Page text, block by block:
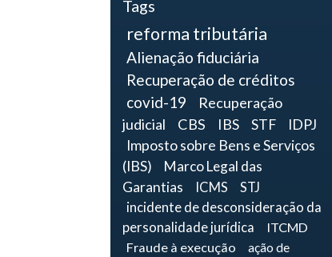
Tags
reforma tributária
Alienação fiduciária
Recuperação de créditos
covid-19
Recuperação
judicial
CBS IBS STF
IDPJ
Imposto sobre Bens e Serviços
(IBS)
Marco Legal das
Garantias
ICMS
STJ
incidente de desconsideração da
personalidade jurídica
ITCMD
Fraude à execução
ação de